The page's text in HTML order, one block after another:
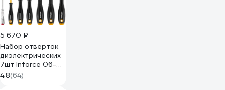
5 670 ₽
Набор отверток
диэлектрических
7шт Inforce 06-
09-84
4.8(64)